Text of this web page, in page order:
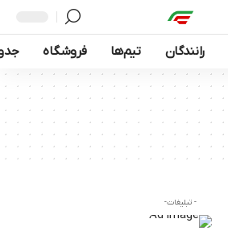
رانندگان تیم‌ها فروشگاه
- تبلیغات-